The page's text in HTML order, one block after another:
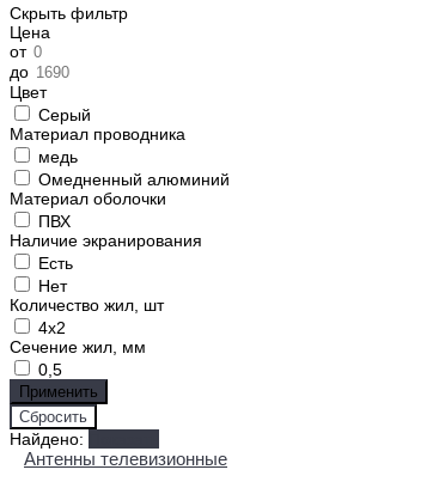
Скрыть фильтр
Цена
от
до
Цвет
Серый
Материал проводника
медь
Омедненный алюминий
Материал оболочки
ПВХ
Наличие экранирования
Есть
Нет
Количество жил, шт
4x2
Сечение жил, мм
0,5
Найдено:
Антенны телевизионные